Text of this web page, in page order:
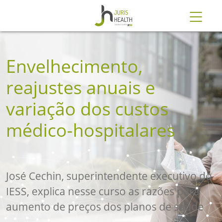
Envelhecimento,
reajustes anuais e
variação dos custos
médico-hospitalares
José Cechin, superintendente executivo do
IESS, explica nesse curso as razões para
aumento de preços dos planos de saúde